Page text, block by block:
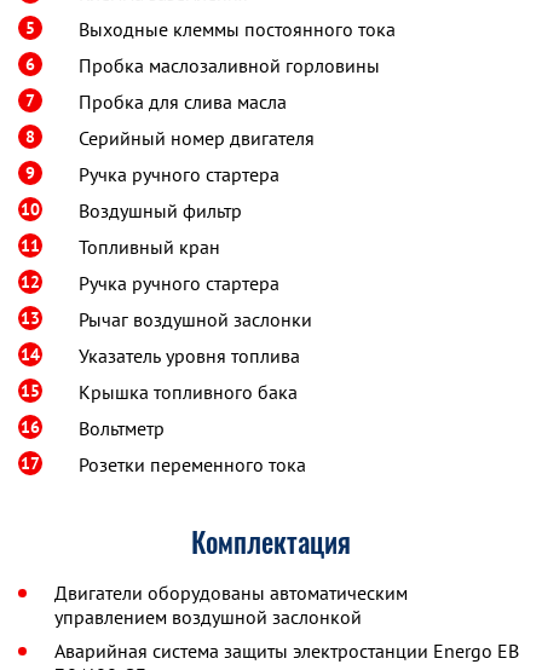
5 Выходные клеммы постоянного тока
6 Пробка маслозаливной горловины
7 Пробка для слива масла
8 Серийный номер двигателя
9 Ручка ручного стартера
10 Воздушный фильтр
11 Топливный кран
12 Ручка ручного стартера
13 Рычаг воздушной заслонки
14 Указатель уровня топлива
15 Крышка топливного бака
16 Вольтметр
17 Розетки переменного тока
Комплектация
Двигатели оборудованы автоматическим
управлением воздушной заслонкой
Аварийная система защиты электростанции Energo EB